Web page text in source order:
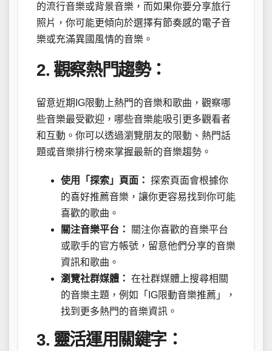
的流行音樂或背景音樂，而如果你要分享旅行
照片，你可能更傾向於選擇有節奏感的電子音
樂或充滿異國風情的音樂。
2. 觀察熱門趨勢：
留意近期IG限動上熱門的音樂和歌曲，觀察哪
些音樂最受歡迎，哪些音樂能吸引更多觀看者
和互動。你可以透過瀏覽朋友的限動、熱門話
題或音樂排行榜來掌握最新的音樂趨勢。
使用「探索」頁面： 探索頁面會根據你
的喜好推薦音樂，讓你更容易找到你可能
喜歡的歌曲。
關注音樂平台：
關注你喜歡的音樂平台
或歌手的官方帳號，留意他們分享的音樂
資訊和歌曲。
瀏覽社群媒體： 在社群媒體上搜尋相關
的音樂主題，例如「IG限動音樂推薦」，
找到更多熱門的音樂資訊。
3. 靈活運用關鍵字：